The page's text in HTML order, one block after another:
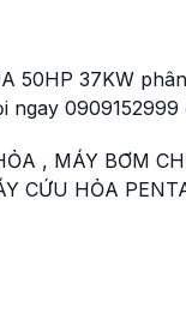
50HP 37KW phân
ngay 0909152999
, MÁY BƠM
CỨU HỎA